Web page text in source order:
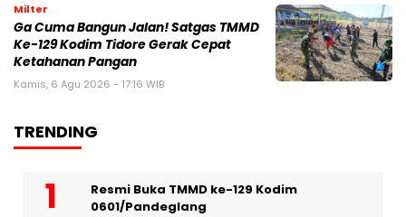
Milter
Ga Cuma Bangun Jalan! Satgas TMMD
Ke-129 Kodim Tidore Gerak Cepat
Ketahanan Pangan
Kamis, 6 Agu 2026 - 17:16 WIB
TRENDING
Resmi Buka TMMD ke-129 Kodim
0601/Pandeglang